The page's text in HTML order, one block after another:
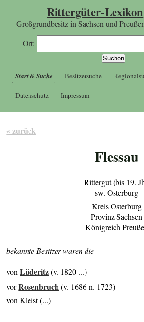
Rittergüter-Lexikon
Großgrundbesitz in Sachsen und
Ort:
Start & Suche Besitzersuche
Datenschutz Impressum
« zurück
Flessau
Rittergut (bis 19.
sw. Osterburg
Kreis Osterburg
Provinz Sachsen
Königreich
bekannte Besitzer waren die
vonLüderitz(v. 1820-...)
vorRosenbruch(v. 1686-n. 1723)
von Kleist (...)